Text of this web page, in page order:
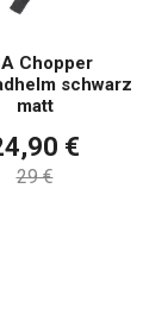
Chopper
schwarz
matt
€
29 €